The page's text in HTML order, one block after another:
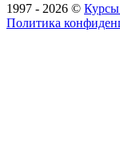
1997 - 2026 ©
Политика